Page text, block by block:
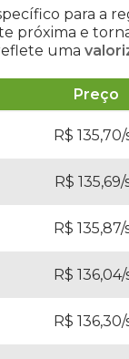
para a
próxima e
uma
Preço
R$ 135,70/
R$ 135,69/
R$ 135,87/
R$ 136,04/
R$ 136,30/